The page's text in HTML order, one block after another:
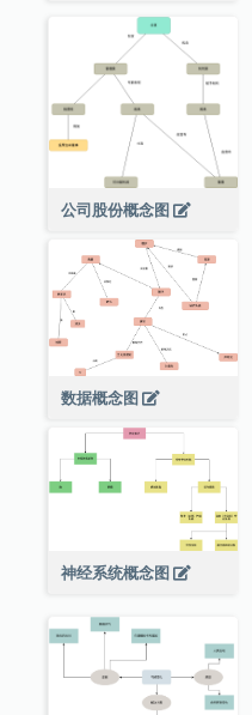
公司股份概念图
数据概念图
神经系统概念图